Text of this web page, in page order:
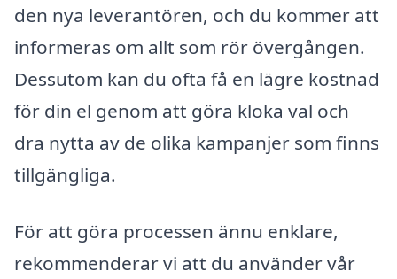
den nya leverantören, och du kommer att
informeras om allt som rör övergången.
Dessutom kan du ofta få en lägre kostnad
för din el genom att göra kloka val och
dra nytta av de olika kampanjer som finns
tillgängliga.
För att göra processen ännu enklare,
rekommenderar vi att du använder vår